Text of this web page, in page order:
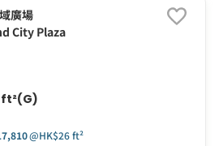
廣場
City Plaza
ft²(G)
@HK$26 ft²